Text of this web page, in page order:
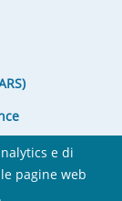
e di
pagine web